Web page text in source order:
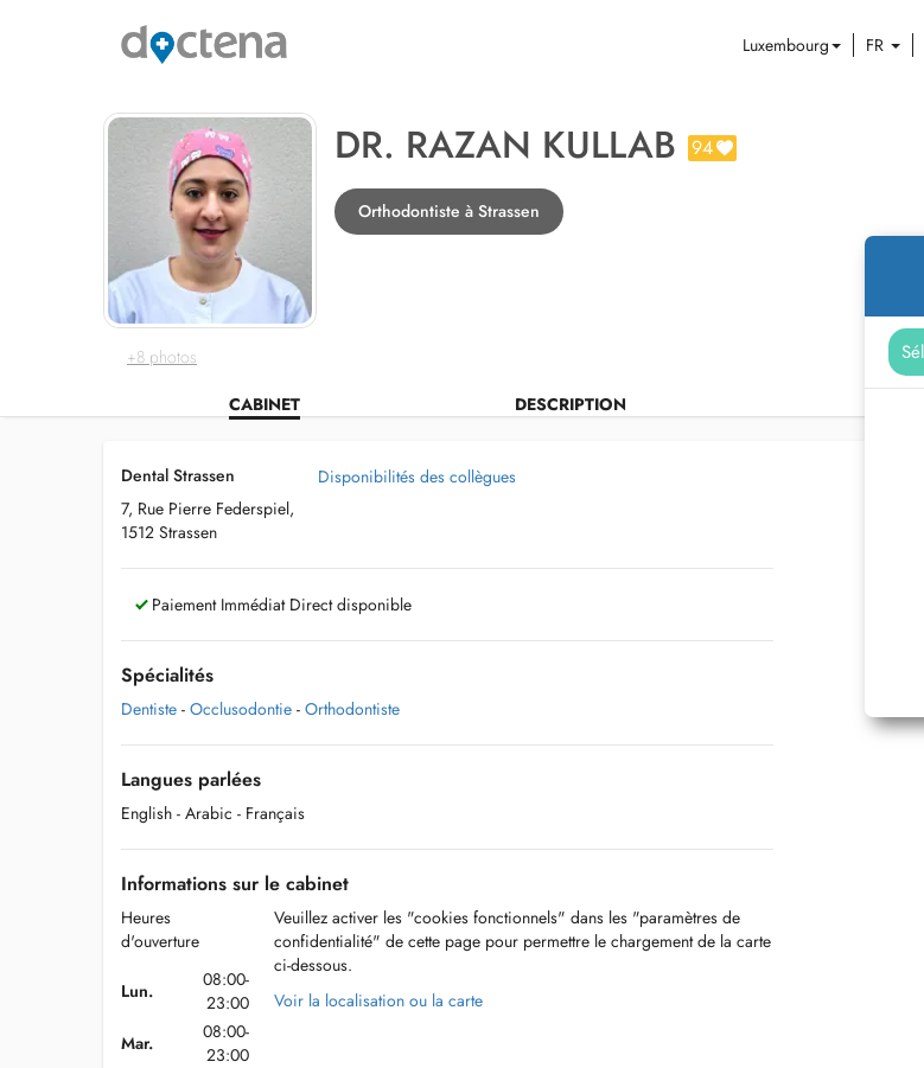
Luxembourg FR
+8 photos
DR. RAZAN KULLAB 94
Orthodontiste à Strassen
CABINET DESCRIPTION
Dental Strassen
7, Rue Pierre Federspiel,
1512 Strassen
Disponibilités des collègues
Paiement Immédiat Direct disponible
Spécialités
Dentiste - Occlusodontie - Orthodontiste
Langues parlées
English - Arabic - Français
Informations sur le cabinet
Heures
d'ouverture
Lun.
08:00-
23:00
Mar.
08:00-
23:00
Veuillez activer les "cookies fonctionnels" dans les "paramètres de
confidentialité" de cette page pour permettre le chargement de la carte
ci-dessous.
Voir la localisation ou la carte